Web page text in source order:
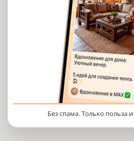
Без спама. Только польза